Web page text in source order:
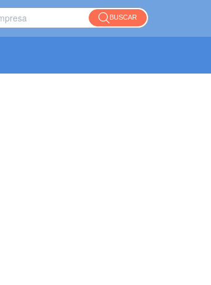
BUSCAR